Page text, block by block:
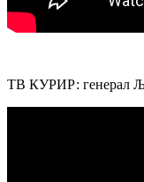
ТВ КУРИР: